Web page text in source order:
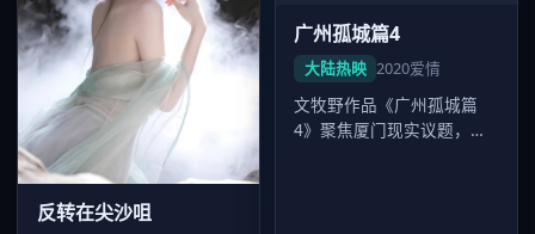
反转在尖沙咀